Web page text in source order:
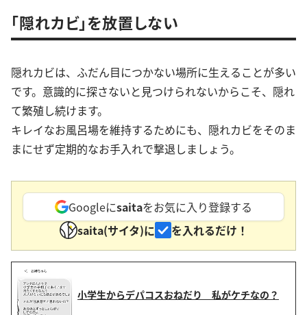
「隠れカビ」を放置しない
隠れカビは、ふだん目につかない場所に生えることが多い
です。意識的に探さないと見つけられないからこそ、隠れ
て繁殖し続けます。
キレイなお風呂場を維持するためにも、隠れカビをそのま
まにせず定期的なお手入れで撃退しましょう。
Googleにsaitaをお気に入り登録する
saita(サイタ)に
を入れるだけ！
小学生からデパコスおねだり 私がケチなの？